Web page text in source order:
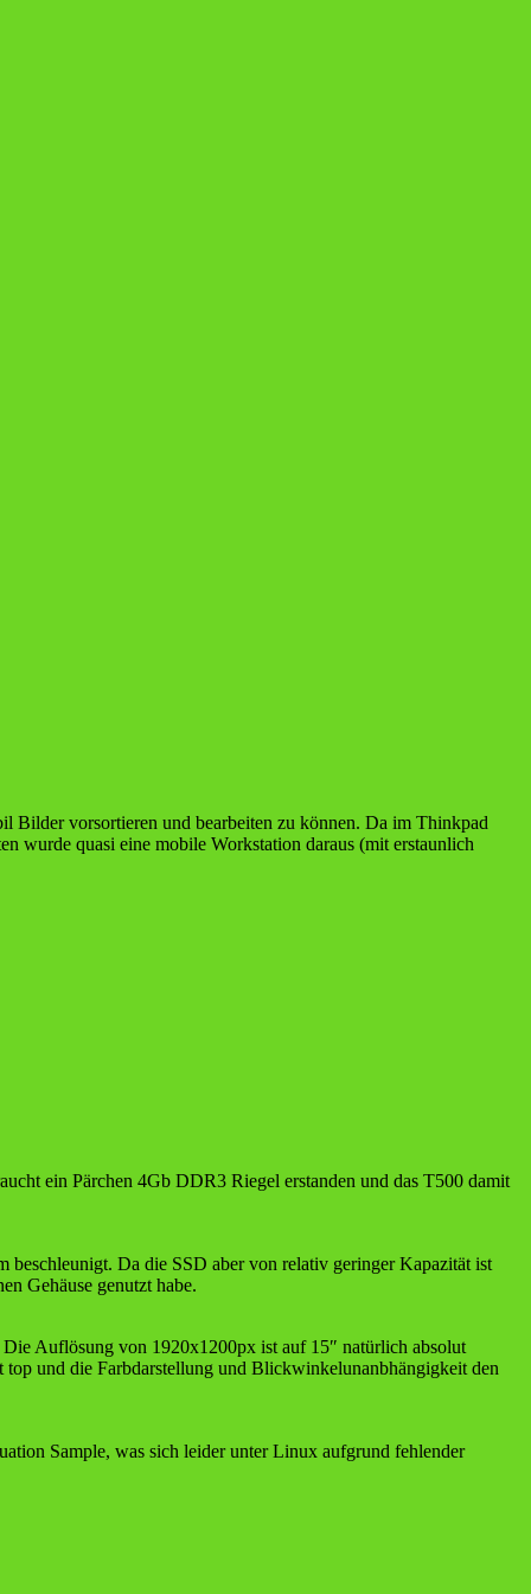
Bilder vorsortieren und bearbeiten zu können. Da im Thinkpad
wurde quasi eine mobile Workstation daraus (mit erstaunlich
ein Pärchen 4Gb DDR3 Riegel erstanden und das T500 damit
beschleunigt. Da die SSD aber von relativ geringer Kapazität ist
Gehäuse genutzt habe.
Auflösung von 1920x1200px ist auf 15″ natürlich absolut
und die Farbdarstellung und Blickwinkelunanbhängigkeit den
Sample, was sich leider unter Linux aufgrund fehlender